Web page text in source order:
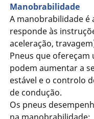
Manobrabilidade
A manobrabilidade é
responde às
aceleração,
Pneus que
podem aumentar a
estável e o controlo
de condução.
Os pneus